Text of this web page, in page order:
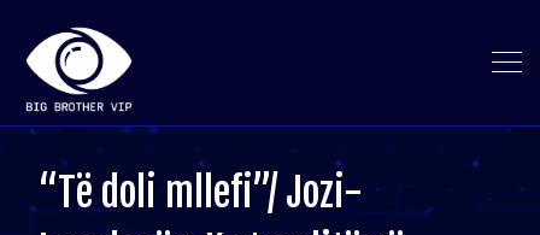
“Të doli mllefi”/ Jozi-